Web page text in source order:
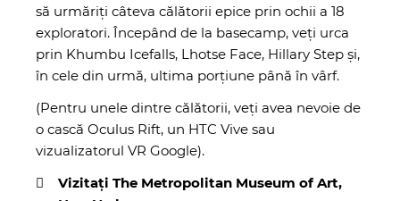
să urmăriți câteva călătorii epice prin ochii a 18
exploratori. Începând de la basecamp, veți urca
prin Khumbu Icefalls, Lhotse Face, Hillary Step și,
în cele din urmă, ultima porțiune până în vârf.
(Pentru unele dintre călătorii, veți avea nevoie de
o cască Oculus Rift, un HTC Vive sau
vizualizatorul VR Google).
Vizitați The Metropolitan Museum of Art,